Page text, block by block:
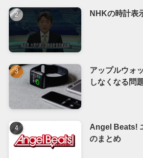
NHKの時計表
アップルウォ
しなくなる問
Angel Beats!
のまとめ